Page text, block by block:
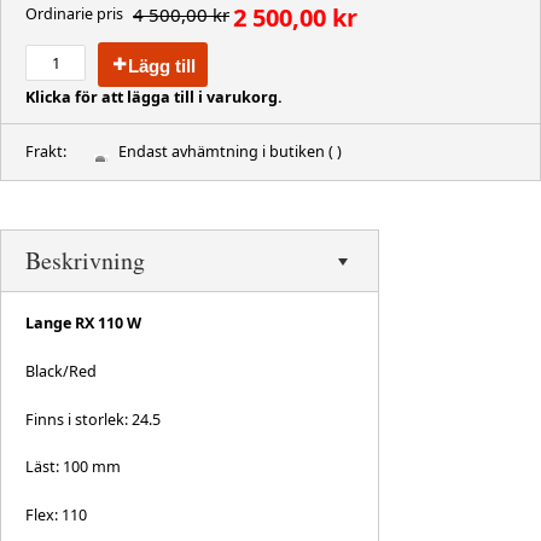
Ordinarie pris 4 500,00 kr2 500,00 kr
Lägg till
Klicka för att lägga till i varukorg.
Frakt: Endast avhämtning i butiken ( )
Beskrivning
Lange RX 110 W
Black/Red
Finns i storlek: 24.5
Läst: 100 mm
Flex: 110